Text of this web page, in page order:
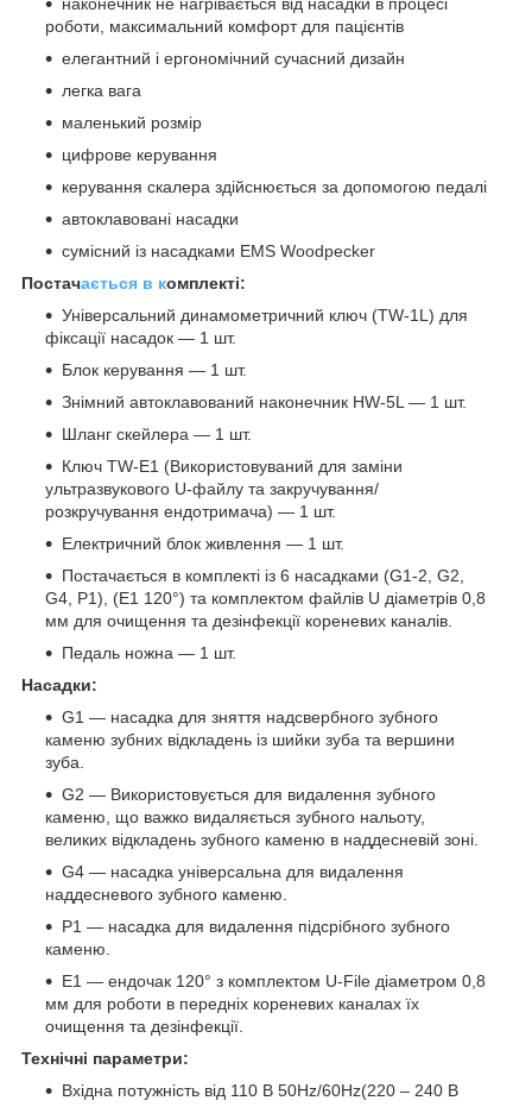
роботи, максимальний комфорт для пацієнтів
елегантний і ергономічний сучасний дизайн
легка вага
маленький розмір
цифрове керування
керування скалера здійснюється за допомогою педалі
автоклавовані насадки
сумісний із насадками EMS Woodpecker
Постачається в комплекті:
Універсальний динамометричний ключ (TW-1L) для
фіксації насадок — 1 шт.
Блок керування — 1 шт.
Знімний автоклавований наконечник HW-5L — 1 шт.
Шланг скейлера — 1 шт.
Ключ TW-E1 (Використовуваний для заміни
ультразвукового U-файлу та закручування/
розкручування ендотримача) — 1 шт.
Електричний блок живлення — 1 шт.
Постачається в комплекті із 6 насадками (G1-2, G2,
G4, P1), (E1 120°) та комплектом файлів U діаметрів 0,8
мм для очищення та дезінфекції кореневих каналів.
Педаль ножна — 1 шт.
Насадки:
G1 — насадка для зняття надсвербного зубного
каменю зубних відкладень із шийки зуба та вершини
зуба.
G2 — Використовується для видалення зубного
каменю, що важко видаляється зубного нальоту,
великих відкладень зубного каменю в наддесневій зоні.
G4 — насадка універсальна для видалення
наддесневого зубного каменю.
P1 — насадка для видалення підсрібного зубного
каменю.
Е1 — ендочак 120° з комплектом U-File діаметром 0,8
мм для роботи в передніх кореневих каналах їх
очищення та дезінфекції.
Технічні параметри:
Вхідна потужність від 110 В 50Hz/60Hz(220 – 240 В